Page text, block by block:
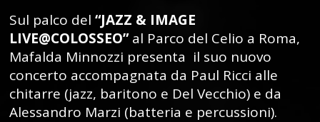
Sul palco del “JAZZ & IMAGE
LIVE@COLOSSEO”al Parco del Celio a Roma,
Mafalda Minnozzi presenta il suo nuovo
concerto accompagnata da Paul Ricci alle
chitarre (jazz, baritono e Del Vecchio) e da
Alessandro Marzi (batteria e percussioni).